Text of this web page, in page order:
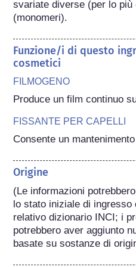
svariate diverse (per lo più
(monomeri).
Funzione/i di questo
cosmetici
FILMOGENO
Produce un film continuo
FISSANTE PER CAPELLI
Consente un
Origine
(Le informazioni
lo stato iniziale di ingresso
relativo dizionario INCI; i
potrebbero aver aggiunto
basate su sostanze di